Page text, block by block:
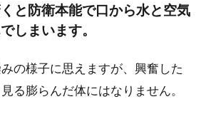
と防衛本能で口から水と空気
しまいます。
の様子に思えますが、興奮した
る膨らんだ体にはなりません。